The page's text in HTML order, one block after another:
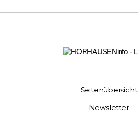
Seitenübersicht
Newsletter